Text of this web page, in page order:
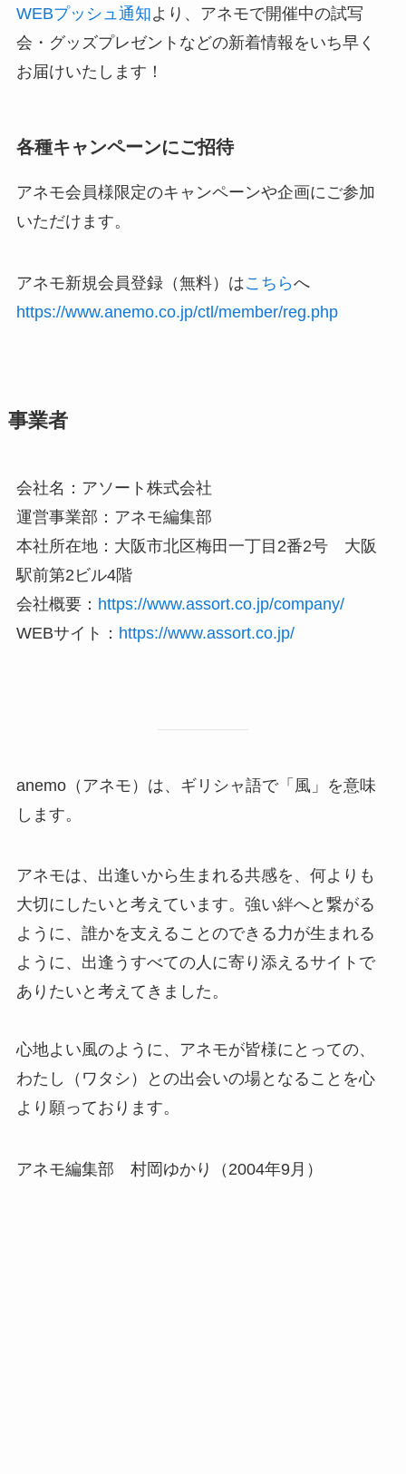
WEBプッシュ通知より、アネモで開催中の試写
会・グッズプレゼントなどの新着情報をいち早く
お届けいたします！
各種キャンペーンにご招待
アネモ会員様限定のキャンペーンや企画にご参加
いただけます。
アネモ新規会員登録（無料）はこちらへ
https://www.anemo.co.jp/ctl/member/reg.php
事業者
会社名：アソート株式会社
運営事業部：アネモ編集部
本社所在地：大阪市北区梅田一丁目2番2号 大阪
駅前第2ビル4階
会社概要： https://www.assort.co.jp/company/
WEBサイト： https://www.assort.co.jp/
anemo（アネモ）は、ギリシャ語で「風」を意味
します。
アネモは、出逢いから生まれる共感を、何よりも
大切にしたいと考えています。強い絆へと繋がる
ように、誰かを支えることのできる力が生まれる
ように、出逢うすべての人に寄り添えるサイトで
ありたいと考えてきました。
心地よい風のように、アネモが皆様にとっての、
わたし（ワタシ）との出会いの場となることを心
より願っております。
アネモ編集部 村岡ゆかり（2004年9月）